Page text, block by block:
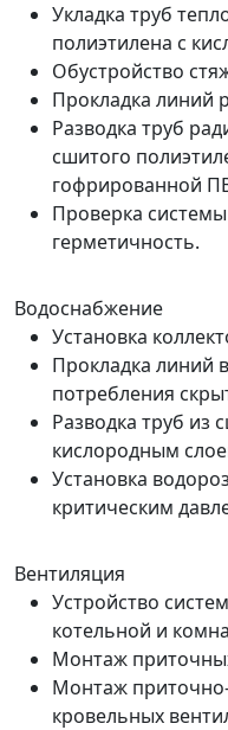
Укладка труб
полиэтилена с
Обустройство
Прокладка линий
Разводка труб
сшитого
гофрированной
Проверка
герметичность.
Водоснабжение
Установка
Прокладка линий
потребления
Разводка труб из
кислородным
Установка
критическим
Вентиляция
Устройство
котельной и
Монтаж
Монтаж
кровельных